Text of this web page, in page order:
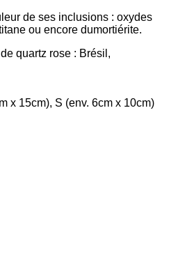
de ses inclusions : oxydes
ou encore dumortiérite.
quartz rose : Brésil,
x 15cm), S (env. 6cm x 10cm)